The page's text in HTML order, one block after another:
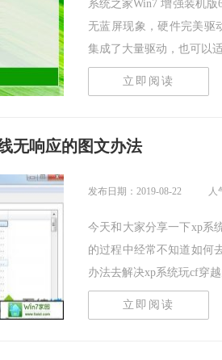
系统之家Win7 增强装机
无蓝屏现象，硬件完美驱
集成了大量驱动，也可以
立即阅读
无响应的图文办法
发布日期：2019-08-22 人
今天和大家分享一下xp系
的过程中经常不知道如何
办法去解决xp系统玩cf穿
立即阅读